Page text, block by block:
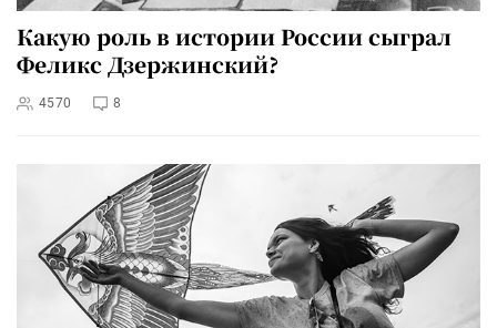
Какую роль в истории России сыграл
Феликс Дзержинский?
4570 8